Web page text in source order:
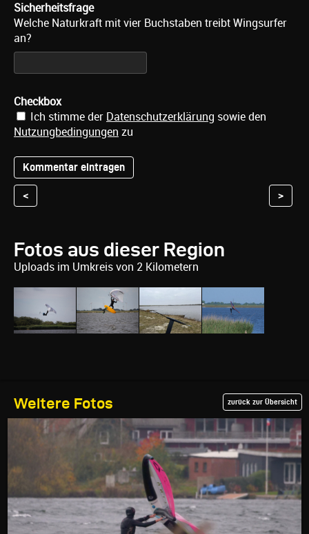
Sicherheitsfrage
Welche Naturkraft mit vier Buchstaben treibt Wingsurfer
an?
Checkbox
Ich stimme der Datenschutzerklärung sowie den
Nutzungbedingungen zu
< >
Fotos aus dieser Region
Uploads im Umkreis von 2 Kilometern
Weitere Fotos zurück zur Übersicht